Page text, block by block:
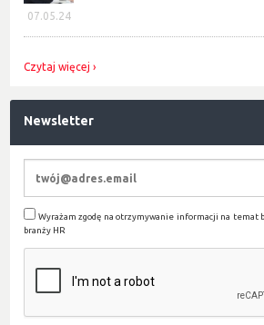
07.05.24
Czytaj więcej
Newsletter
Wyrażam zgodę na otrzymywanie informacji na temat
branży HR